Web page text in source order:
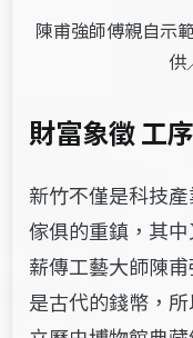
陳甫強師傅親自示
供
財富象徵 工
新竹不僅是科技
傢俱的重鎮，其
薪傳工藝大師陳
是古代的錢幣，